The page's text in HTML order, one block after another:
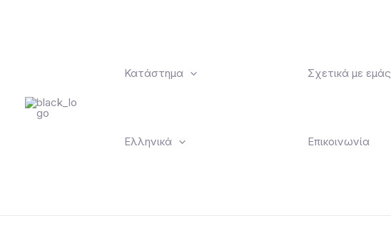
Κατάστημα
Ελληνικά
Σχετικά με εμάς
Επικοινωνία